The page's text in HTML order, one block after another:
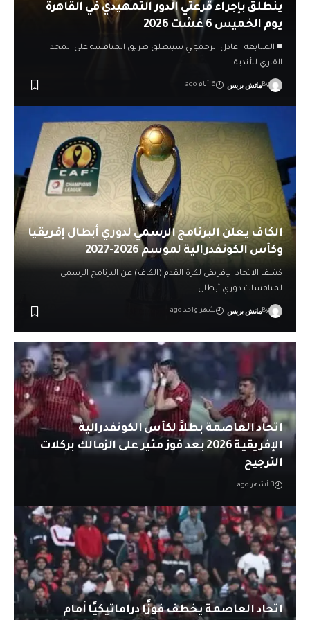
ينطلق بإجراء قرعتي الدور التمهيدي في القاهرة
يوم الخميس 6 غشت 2026
■ المتابعة : عادل الرحموني سينطلق طريق المنافسة على المجد
القاري للأندية…
Byماتش بريس 6 أيام ago
الكاف يعلن البرنامج الرسمي لدوري أبطال إفريقيا
وكأس الكونفدرالية لموسم 2026-2027
كشف الاتحاد الإفريقي لكرة القدم (الكاف) عن البرنامج الرسمي
لمنافسات دوري أبطال…
Byماتش بريس شهر واحد ago
اتحاد العاصمة بطلاً لكأس الكونفدرالية
الإفريقية 2026 بعد فوز مثير على الزمالك بركلات
الترجيح
3 أشهر ago
اتحاد العاصمة يخطف فوزًا دراماتيكيًا أمام